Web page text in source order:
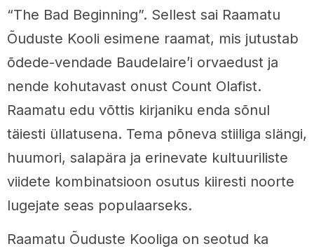
“The Bad Beginning”. Sellest sai Raamatu
Õuduste Kooli esimene raamat, mis jutustab
õdede-vendade Baudelaire’i orvaedust ja
nende kohutavast onust Count Olafist.
Raamatu edu võttis kirjaniku enda sõnul
täiesti üllatusena. Tema põneva stiiliga slängi,
huumori, salapära ja erinevate kultuuriliste
viidete kombinatsioon osutus kiiresti noorte
lugejate seas populaarseks.
Raamatu Õuduste Kooliga on seotud ka